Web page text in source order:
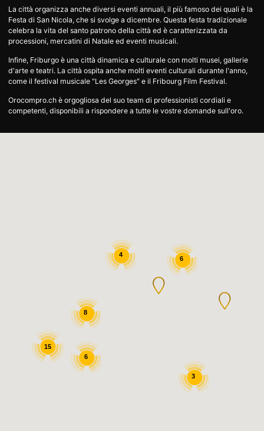
La città organizza anche diversi eventi annuali, il più famoso dei quali è la
Festa di San Nicola, che si svolge a dicembre. Questa festa tradizionale
celebra la vita del santo patrono della città ed è caratterizzata da
processioni, mercatini di Natale ed eventi musicali.
Infine, Friburgo è una città dinamica e culturale con molti musei, gallerie
d'arte e teatri. La città ospita anche molti eventi culturali durante l'anno,
come il festival musicale "Les Georges" e il Fribourg Film Festival.
Orocompro.ch è orgogliosa del suo team di professionisti cordiali e
competenti, disponibili a rispondere a tutte le vostre domande sull'oro.
3
15
6
8
6
4